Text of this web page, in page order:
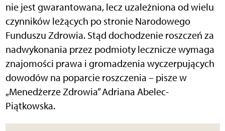
nie jest gwarantowana, lecz uzależniona od wielu
czynników leżących po stronie Narodowego
Funduszu Zdrowia. Stąd dochodzenie roszczeń za
nadwykonania przez podmioty lecznicze wymaga
znajomości prawa i gromadzenia wyczerpujących
dowodów na poparcie roszczenia – pisze w
„Menedżerze Zdrowia” Adriana Abelec-
Piątkowska.